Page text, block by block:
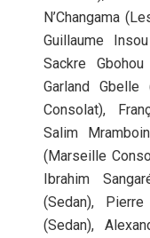
N’Changama
Guillaume
Sackre
Garland Gbelle
Consolat),
Salim
(Marseille
Ibrahim
(Sedan),
(Sedan),